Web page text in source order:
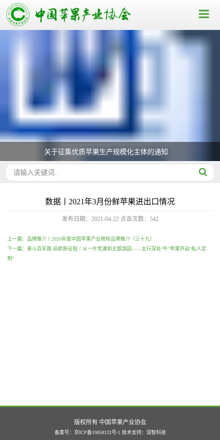
关于征集优质苹果生产规模化主体的通知
数据丨2021年3月份鲜苹果进出口情况
发布日期：2021-04-22 点击次数： 542
上一篇：品牌推介丨2020年度中国苹果产业榜样品牌推介（三十九）
下一篇：奋斗百年路 启航新征程｜从一片荒滩到主题游园——太行深处“牛”苹果开启“私人定
制”
版权所有 中国苹果产业协会
备案号：京ICP备19058132号-1 技术支持： 润智科技